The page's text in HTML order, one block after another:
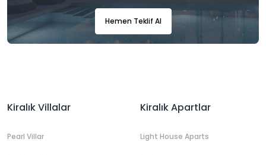
Hemen Teklif Al
Kiralık Villalar
Pearl Villar
Kiralık Apartlar
Light House Aparts